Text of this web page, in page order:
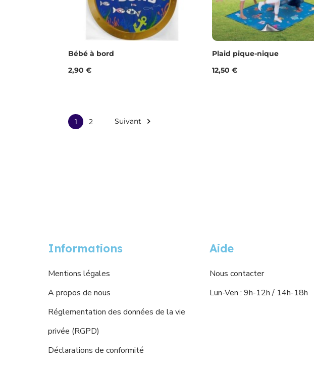
Bébé à bord
Prix
2,90 €
Plaid pique-nique
Prix
12,50 €
1 2 Suivant 
Informations
Mentions légales
A propos de nous
Réglementation des données de la vie
privée (RGPD)
Déclarations de conformité
Aide
Nous contacter
Lun-Ven : 9h-12h / 14h-18h